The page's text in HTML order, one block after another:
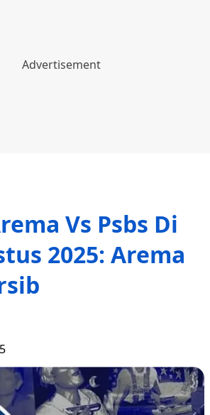
Vs Psbs Di
2025: Arema